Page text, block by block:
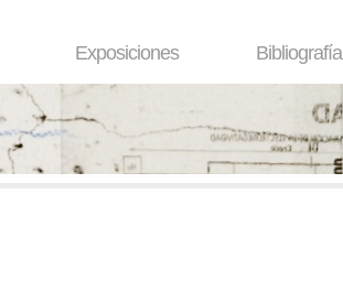
Exposiciones Bibliografía